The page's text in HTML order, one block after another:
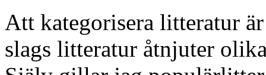
Att kategorisera litteratur
slags litteratur åtnjuter